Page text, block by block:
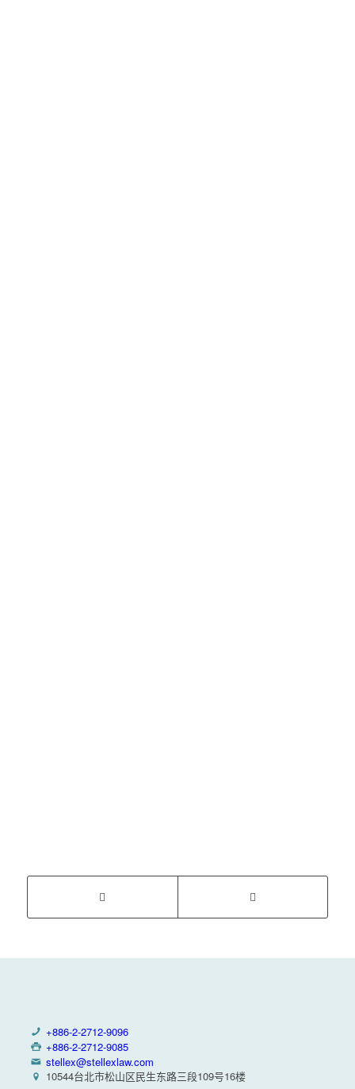
+886-2-2712-9096
+886-2-2712-9085
stellex@stellexlaw.com
10544台北市松山区民生东路三段109号16楼